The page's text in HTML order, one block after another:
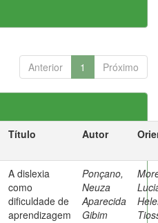
Anterior 1 Próximo
Título Autor
A dislexia
como
dificuldade de
aprendizagem
Ponçano,
Neuza
Aparecida
Gibim